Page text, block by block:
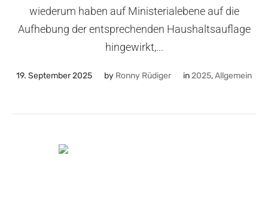
wiederum haben auf Ministerialebene auf die
Aufhebung der entsprechenden Haushaltsauflage
hingewirkt,...
19. September 2025 by Ronny Rüdiger in2025,Allgemein